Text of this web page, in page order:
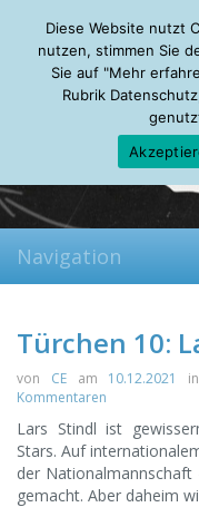
Saturday, 08.08.2026
Mein Account
Navigation
Türchen 10:
von CEam 10.12.2021
Kommentaren
Lars Stindl ist
Stars. Auf
der
gemacht. Aber daheim
Diese Website nutzt
nutzen, stimmen Sie
Sie auf "Mehr
Rubrik